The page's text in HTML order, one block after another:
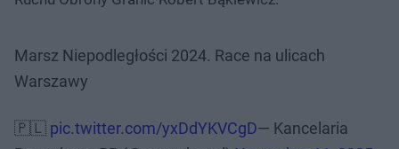
Marsz Niepodległości 2024. Race na ulicach
Warszawy
🇵🇱 pic.twitter.com/yxDdYKVCgD— Kancelaria